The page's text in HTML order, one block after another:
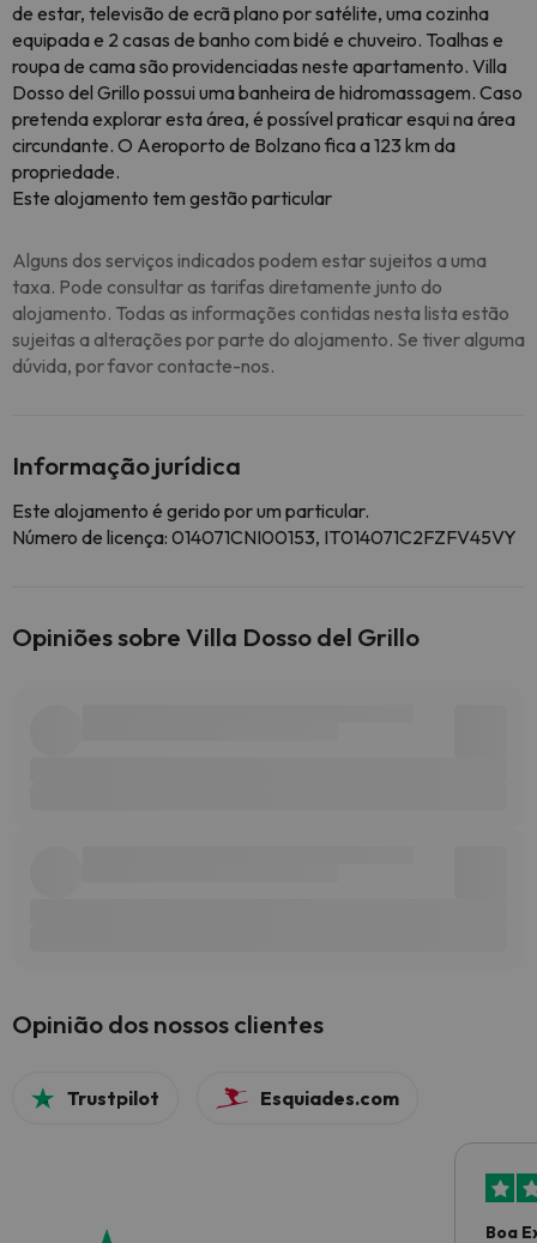
de estar, televisão de ecrã plano por satélite, uma cozinha
equipada e 2 casas de banho com bidé e chuveiro. Toalhas e
roupa de cama são providenciadas neste apartamento. Villa
Dosso del Grillo possui uma banheira de hidromassagem. Caso
pretenda explorar esta área, é possível praticar esqui na área
circundante. O Aeroporto de Bolzano fica a 123 km da
propriedade.
Este alojamento tem gestão particular
Alguns dos serviços indicados podem estar sujeitos a uma
taxa. Pode consultar as tarifas diretamente junto do
alojamento. Todas as informações contidas nesta lista estão
sujeitas a alterações por parte do alojamento. Se tiver alguma
dúvida, por favor contacte-nos.
Informação jurídica
Este alojamento é gerido por um particular.
Número de licença: 014071CNI00153, IT014071C2FZFV45VY
Opiniões sobre Villa Dosso del Grillo
Opinião dos nossos clientes
Trustpilot Esquiades.com
Boa